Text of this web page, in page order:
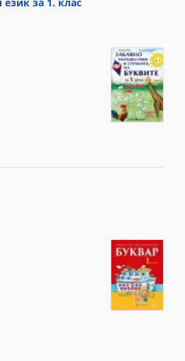
за 1. клас